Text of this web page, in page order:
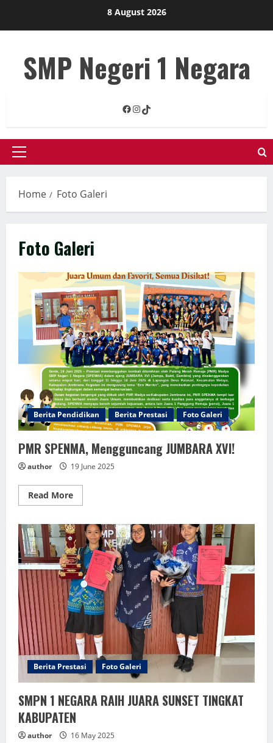
8 August 2026
SMP Negeri 1 Negara
Facebook
Instagram
TikTok
Primary
Home Foto Galeri
Foto Galeri
Berita Pendidikan Berita Prestasi Foto Galeri
PMR SPENMA, Mengguncang JUMBARA XVI!
author 19 June 2025
Read MoreRead
more
SPENMA,
Mengguncang
JUMBARA
XVI!
Berita Prestasi Foto Galeri
SMPN 1 NEGARA RAIH JUARA SUNSET TINGKAT
KABUPATEN
author 16 May 2025